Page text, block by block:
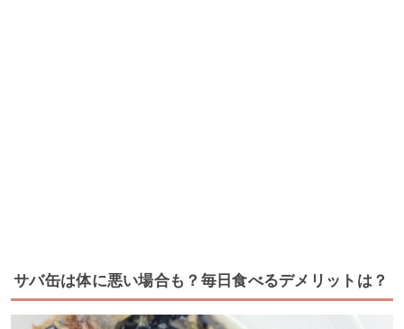
サバ缶は体に悪い場合も？毎日食べるデメリットは？